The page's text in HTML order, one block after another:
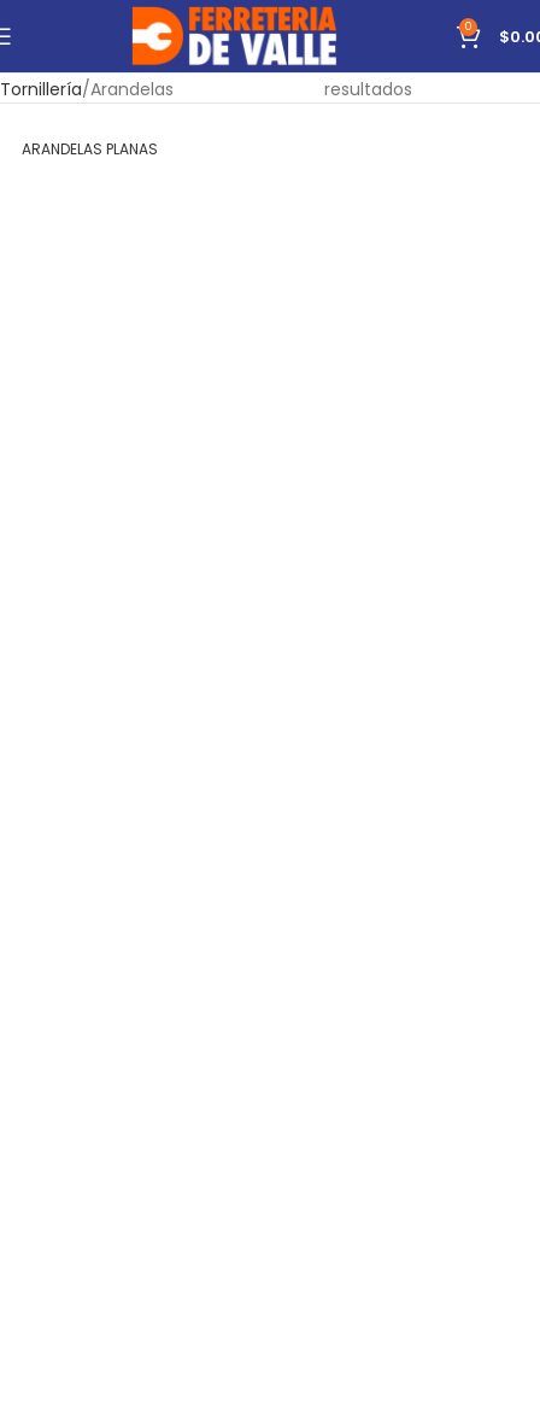
0 $
Carpintería Ferretería
Tornillería Arandelas
Mostrando todos los 5
resultados
ARANDELAS PLANAS